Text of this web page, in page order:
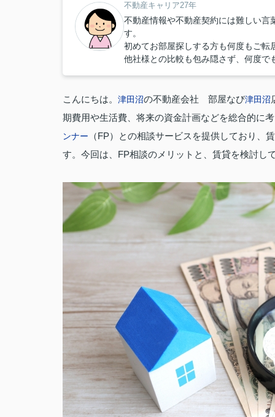
不動産キャリア27年
不動産情報や不動産契約には難しい
す。
初めてお部屋探しする方も何度もご
他社様との比較も包み隠さず、何度
こんにちは。 津田沼の不動産会社 部屋なび津田沼
期費用や生活費、将来の資金計画などを総合的に
ンナー （FP）との相談サービスを提供しており、
す。今回は、FP相談のメリットと、賃貸を検討し